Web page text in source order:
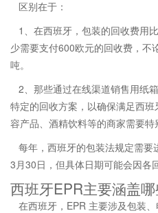
区别在于：
1、在西班牙，包装的回收费用
少需要支付600欧元的回收费，不
吨。
2、那些通过在线渠道销售用纸
特定的回收方案，以确保满足西
容产品、酒精饮料等的商家需要特
每年，西班牙的包装法规定需
3月30日，但具体日期可能会因各
西班牙EPR主要涵盖哪
在西班牙，EPR 主要涉及包装